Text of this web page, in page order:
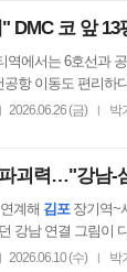
DMC 코 앞 13
역에서는 6호선과
공항 이동도 편리하
| 2026.06.26 (금) | 박
괴력…"강남-
계해 김포장기역~
강남 연결 그림이
| 2026.06.10 (수) | 박